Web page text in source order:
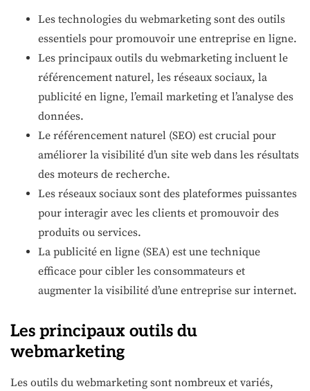
Les technologies du webmarketing sont des outils
essentiels pour promouvoir une entreprise en ligne.
Les principaux outils du webmarketing incluent le
référencement naturel, les réseaux sociaux, la
publicité en ligne, l’email marketing et l’analyse des
données.
Le référencement naturel (SEO) est crucial pour
améliorer la visibilité d’un site web dans les résultats
des moteurs de recherche.
Les réseaux sociaux sont des plateformes puissantes
pour interagir avec les clients et promouvoir des
produits ou services.
La publicité en ligne (SEA) est une technique
efficace pour cibler les consommateurs et
augmenter la visibilité d’une entreprise sur internet.
Les principaux outils du
webmarketing
Les outils du webmarketing sont nombreux et variés,